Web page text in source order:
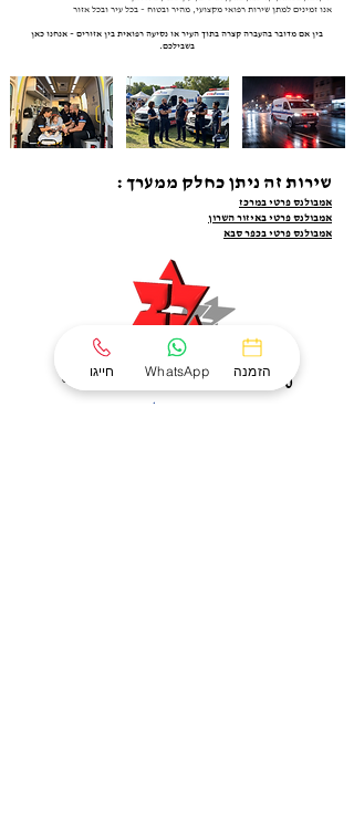
אנו זמינים למתן שירות רפואי מקצועי, מהיר ובטוח – בכל עיר ובכל אזור​​
בין אם מדובר בהעברה קצרה בתוך העיר או נסיעה רפואית בין אזורים – אנחנו כאן
בשבילכם.
שירות זה ניתן כחלק ממערך :
אמבולנס פרטי במרכז
אמבולנס פרטי באיזור השרון
אמבולנס פרטי בכפר סבא
העברות חולים
0
0 0
חייגו WhatsApp הזמנה